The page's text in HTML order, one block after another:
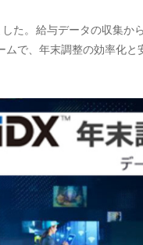
た。給与データの収集か
で、年末調整の効率化と